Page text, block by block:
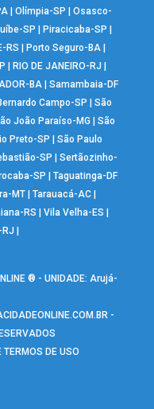
|Olímpia-SP |Osasco-
SP Piracicaba-SP
RS Porto Seguro-BA
RIO DE JANEIRO-RJ
BA| Samambaia-DF
Campo-SP |São
João Paraíso-MG |São
Preto-SP |São Paulo
SP |Sertãozinho-
SP |Taguatinga-DF
MT| Tarauacá-AC|
RS |Vila Velha-ES
® - UNIDADE: Arujá-
-
TERMOS DE USO